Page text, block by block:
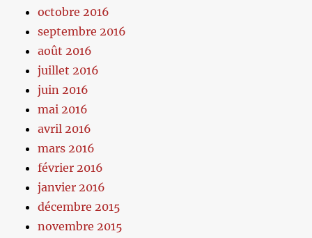
octobre 2016
septembre 2016
août 2016
juillet 2016
juin 2016
mai 2016
avril 2016
mars 2016
février 2016
janvier 2016
décembre 2015
novembre 2015